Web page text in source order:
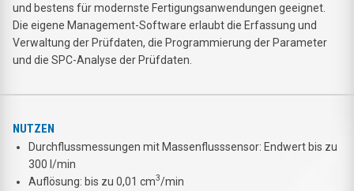
und bestens für modernste Fertigungsanwendungen geeignet.
Die eigene Management-Software erlaubt die Erfassung und
Verwaltung der Prüfdaten, die Programmierung der Parameter
und die SPC-Analyse der Prüfdaten.
NUTZEN
Durchflussmessungen mit Massenflusssensor: Endwert bis zu
300 l/min
Auflösung: bis zu 0,01 cm3/min